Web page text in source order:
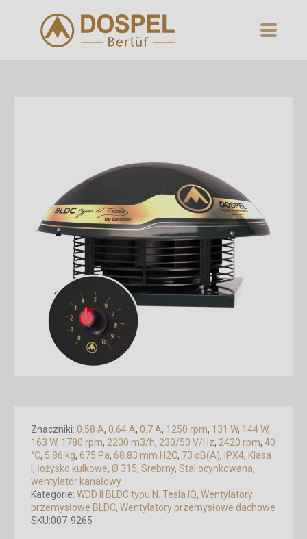
SKU:007-9265
Kategorie: WDD II BLDC typu N. Tesla IQ, Wentylatory
przemysłowe BLDC, Wentylatory przemysłowe dachowe
Znaczniki: 0.58 A, 0.64 A, 0.7 A, 1250 rpm, 131 W, 144 W,
163 W, 1780 rpm, 2200 m3/h, 230/50 V/Hz, 2420 rpm, 40
°C, 5.86 kg, 675 Pa, 68.83 mm H2O, 73 dB(A), IPX4, Klasa
, łożysko kulkowe, Ø 315, Srebrny, Stal ocynkowana,
wentylator kanałowy